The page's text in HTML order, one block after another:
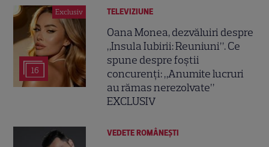
Exclusiv
16
TELEVIZIUNE
Oana Monea, dezvăluiri despre
„Insula Iubirii: Reuniuni”. Ce
spune despre foștii
concurenți: „Anumite lucruri
au rămas nerezolvate”
EXCLUSIV
VEDETE ROMÂNEŞTI